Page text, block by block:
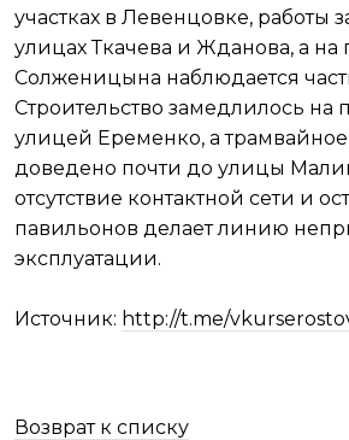
участках в Левенцовке, работы
улицах Ткачева и Жданова, а на
Солженицына наблюдается
Строительство замедлилось на
улицей Еременко, а трамвайное
доведено почти до улицы
отсутствие контактной сети и
павильонов делает линию
эксплуатации.
Источник: http://t.me/
Возврат к списку